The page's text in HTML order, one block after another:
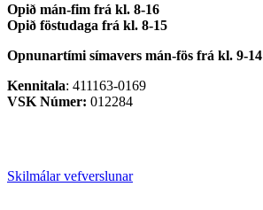
Opið mán-fim frá kl. 8-16
Opið föstudaga frá kl. 8-15
Opnunartími símavers mán-fös frá kl. 9-14
Kennitala: 411163-0169
VSK Númer: 012284
Skilmálar vefverslunar